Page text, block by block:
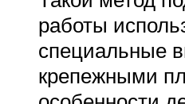
работы
специальные
крепежными